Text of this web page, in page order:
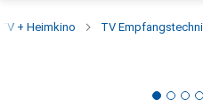
TV + Heimkino TV